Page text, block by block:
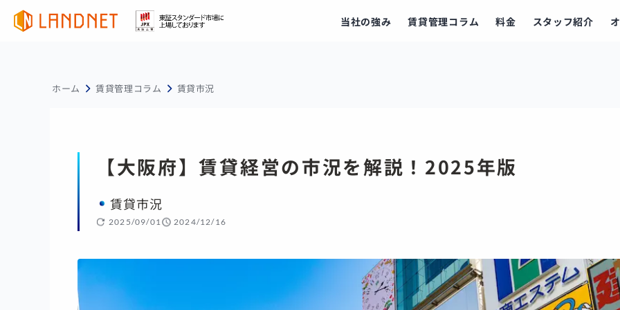
当社の強み 賃貸管理コラム 料金 スタッフ紹介
ホーム 賃貸管理コラム 賃貸市況
【大阪府】賃貸経営の市況を解説！2025年版
賃貸市況
2025/09/01 2024/12/16